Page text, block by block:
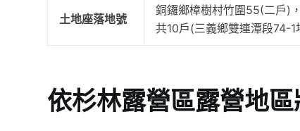
土地座落地號
銅鑼鄉樟樹村竹圍55(二戶)
共10戶(三義鄉雙連潭段74-1
依杉林露營區露營地